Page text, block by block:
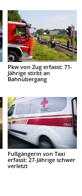
Pkw von Zug erfasst: 71-
Jährige stirbt an
Bahnübergang
Fußgängerin von Taxi
erfasst: 27-Jährige schwer
verletzt